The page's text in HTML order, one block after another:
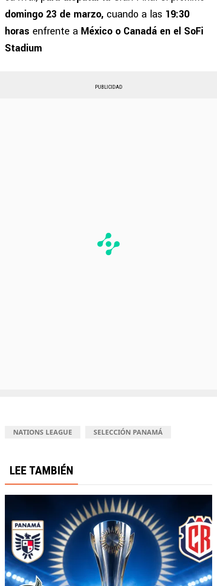
domingo 23 de marzo, cuando a las 19:30
horas enfrente a México o Canadá en el SoFi
Stadium
PUBLICIDAD
NATIONS LEAGUE SELECCIÓN PANAMÁ
LEE TAMBIÉN